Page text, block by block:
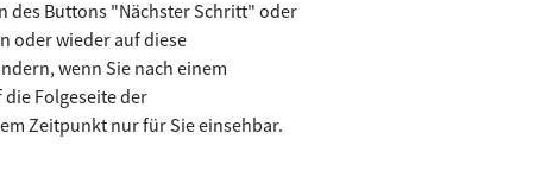
des Buttons "Nächster Schritt" oder
oder wieder auf diese
wenn Sie nach einem
Folgeseite der
Zeitpunkt nur für Sie einsehbar.